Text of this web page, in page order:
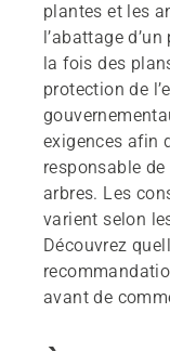
plantes et les
l’abattage
la fois des
protection de
exigences afin
responsable
arbres. Les
varient selon
Découvrez
avant de